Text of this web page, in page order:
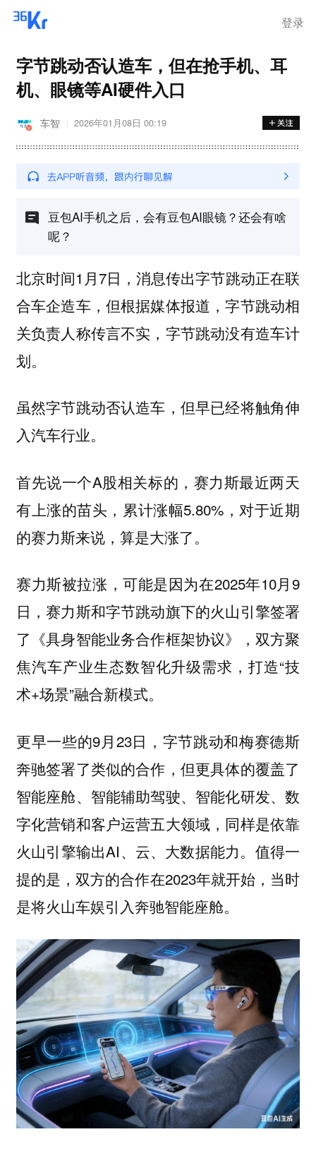
登录
字节跳动否认造车，但在抢手机、耳
机、眼镜等AI硬件入口
车智 2026年01月08日 00:19
豆包AI手机之后，会有豆包AI眼镜？还会有啥
呢？
北京时间1月7日，消息传出字节跳动正在联
合车企造车，但根据媒体报道，字节跳动相
关负责人称传言不实，字节跳动没有造车计
划。
虽然字节跳动否认造车，但早已经将触角伸
入汽车行业。
首先说一个A股相关标的，赛力斯最近两天
有上涨的苗头，累计涨幅5.80%，对于近期
的赛力斯来说，算是大涨了。
赛力斯被拉涨，可能是因为在2025年10月9
日，赛力斯和字节跳动旗下的火山引擎签署
了《具身智能业务合作框架协议》，双方聚
焦汽车产业生态数智化升级需求，打造“技
术+场景”融合新模式。
更早一些的9月23日，字节跳动和梅赛德斯
奔驰签署了类似的合作，但更具体的覆盖了
智能座舱、智能辅助驾驶、智能化研发、数
字化营销和客户运营五大领域，同样是依靠
火山引擎输出AI、云、大数据能力。值得一
提的是，双方的合作在2023年就开始，当时
是将火山车娱引入奔驰智能座舱。